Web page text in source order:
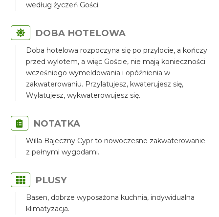
według życzeń Gości.
DOBA HOTELOWA
Doba hotelowa rozpoczyna się po przylocie, a kończy
przed wylotem, a więc Goście, nie mają konieczności
wcześniego wymeldowania i opóźnienia w
zakwaterowaniu. Przylatujesz, kwaterujesz się,
Wylatujesz, wykwaterowujesz się.
NOTATKA
Willa Bajeczny Cypr to nowoczesne zakwaterowanie
z pełnymi wygodami.
PLUSY
Basen, dobrze wyposażona kuchnia, indywidualna
klimatyzacja.